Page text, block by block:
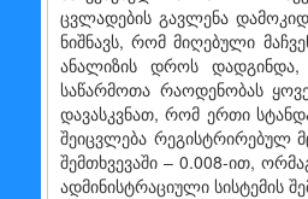
ცვლადების გავლენა
ნიშნავს, რომ მიღებული
ანალიზის დროს დადგინდა,
საწარმოთა რაოდენობას
დავასკვნათ, რომ ერთი
შეიცვლება რეგისტრირებულ
შემთხვევაში – 0.008-ით,
ადმინისტრაციული სისტემის